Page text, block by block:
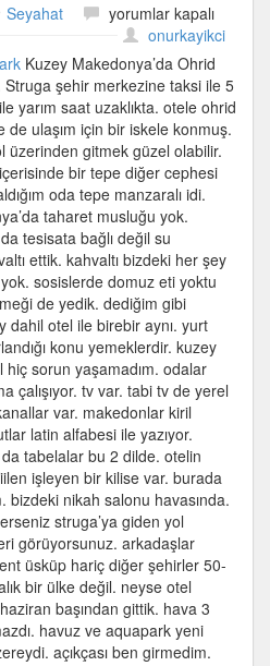
Seyahat
Hotel
Izgrev
Spa
&
Aqua
Park
için
yorumlar kapalı
onurkayikci
Kuzey Makedonya’da Ohrid
Struga şehir merkezine taksi ile 5
yarım saat uzaklıkta. otele ohrid
ulaşım için bir iskele konmuş.
üzerinden gitmek güzel olabilir.
bir tepe diğer cephesi
oda tepe manzaralı idi.
taharet musluğu yok.
tesisata bağlı değil su
ettik. kahvaltı bizdeki her şey
sosislerde domuz eti yoktu
de yedik. dediğim gibi
dahil otel ile birebir aynı. yurt
konu yemeklerdir. kuzey
hiç sorun yaşamadım. odalar
çalışıyor. tv var. tabi tv de yerel
var. makedonlar kiril
latin alfabesi ile yazıyor.
tabelalar bu 2 dilde. otelin
işleyen bir kilise var. burada
nikah salonu havasında.
struga’ya giden yol
görüyorsunuz. arkadaşlar
üsküp hariç diğer şehirler 50-
bir ülke değil. neyse otel
başından gittik. hava 3
havuz ve aquapark yeni
açıkçası ben girmedim.